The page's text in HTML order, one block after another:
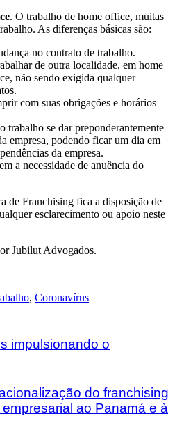
. O trabalho de home office, muitas
As diferenças básicas são:
no contrato de trabalho.
de outra localidade, em home
não sendo exigida qualquer
com suas obrigações e horários
trabalho se dar preponderantemente
empresa, podendo ficar um dia em
da empresa.
a necessidade de anuência do
de Franchising fica a disposição de
esclarecimento ou apoio neste
Jubilut Advogados.
, Coronavírus
impulsionando o
do franchising
ao Panamá e à